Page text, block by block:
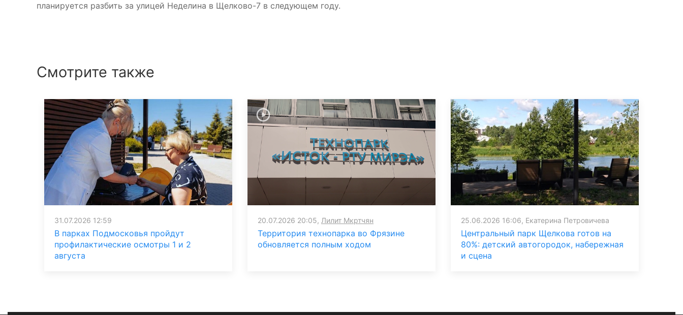
планируется разбить за улицей Неделина в Щелково-7 в следующем году.
Смотрите также
31.07.2026 12:59
В парках Подмосковья пройдут
профилактические осмотры 1 и 2
августа
20.07.2026 20:05, Лилит Мкртчян
Территория технопарка во Фрязине
обновляется полным ходом
25.06.2026 16:06, Екатерина Петровичева
Центральный парк Щелкова готов на
80%: детский автогородок, набережная
и сцена